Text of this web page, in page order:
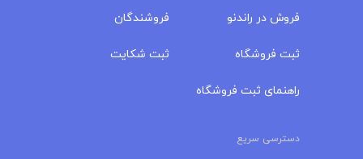
فروش در راندنو
ثبت فروشگاه
راهنمای ثبت فروشگاه
فروشندگان
ثبت شکایت
دسترسی سریع